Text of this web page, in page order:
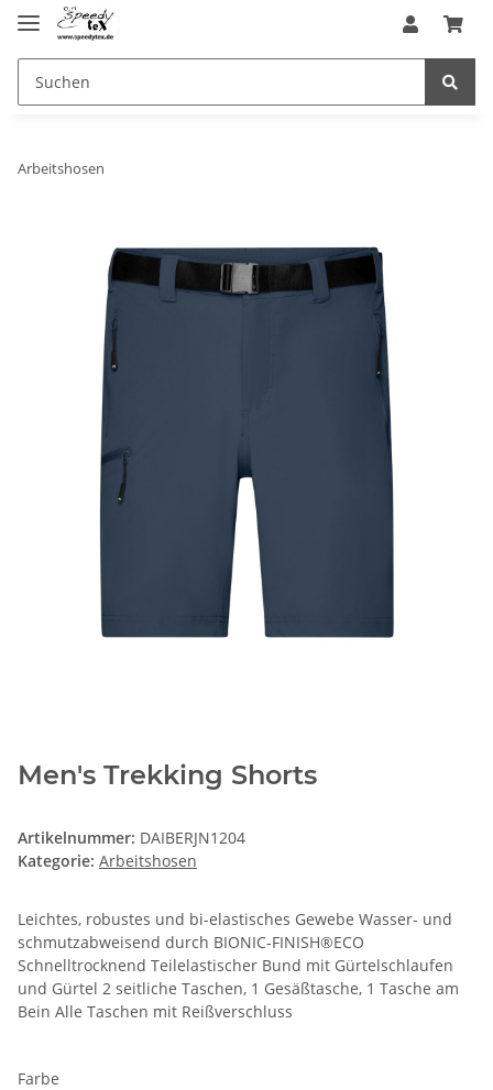
Arbeitshosen
Men's Trekking Shorts
Artikelnummer: DAIBERJN1204
Kategorie: Arbeitshosen
Leichtes, robustes und bi-elastisches Gewebe Wasser- und
schmutzabweisend durch BIONIC-FINISH®ECO
Schnelltrocknend Teilelastischer Bund mit Gürtelschlaufen
und Gürtel 2 seitliche Taschen, 1 Gesäßtasche, 1 Tasche am
Bein Alle Taschen mit Reißverschluss
Farbe